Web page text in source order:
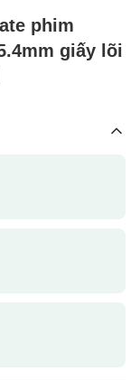
phim
giấy lõi